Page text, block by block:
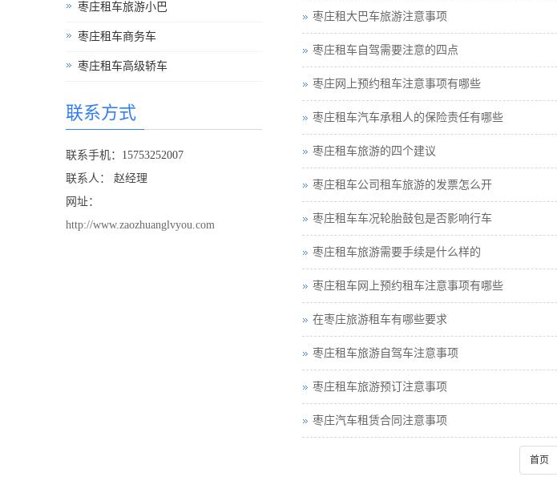
枣庄租车旅游小巴
枣庄租车商务车
枣庄租车高级轿车
联系方式
联系手机：15753252007
联系人： 赵经理
网址：
http://www.zaozhuanglvyou.com
枣庄租大巴车旅游注意事项
枣庄租车自驾需要注意的四点
枣庄网上预约租车注意事项有哪些
枣庄租车汽车承租人的保险责任有哪些
枣庄租车旅游的四个建议
枣庄租车公司租车旅游的发票怎么开
枣庄租车车况轮胎鼓包是否影响行车
枣庄租车旅游需要手续是什么样的
枣庄租车网上预约租车注意事项有哪些
在枣庄旅游租车有哪些要求
枣庄租车旅游自驾车注意事项
枣庄租车旅游预订注意事项
枣庄汽车租赁合同注意事项
首页